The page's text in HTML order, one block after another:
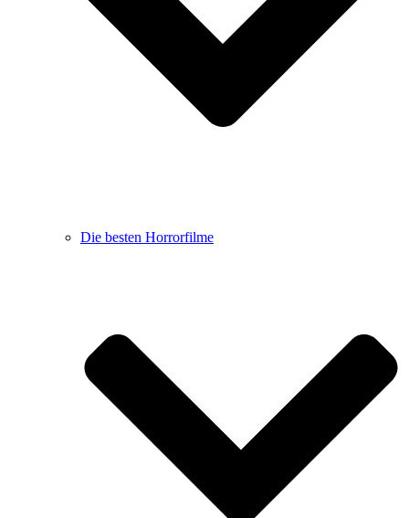
Die besten Horrorfilme